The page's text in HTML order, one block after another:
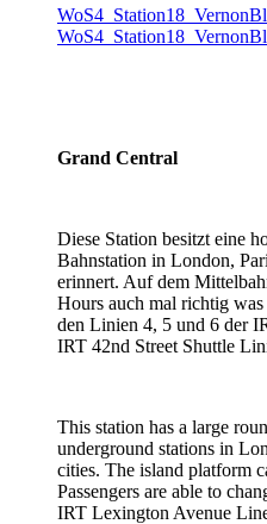
Grand Central
Diese Station besitzt eine
Bahnstation in London,
erinnert. Auf dem
Hours auch mal richtig
den Linien 4, 5 und 6 der
IRT 42nd Street Shuttle
This station has a large
underground stations in
cities. The island platform
Passengers are able to
IRT Lexington Avenue